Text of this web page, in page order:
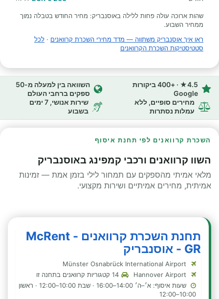
שהות ארוכה עולה פחות ללילה באוסנבריק: מחיר החודש בטבלה נמוך
ממחיר השבוע.
ראו איך אוסנבריק משתווה — מדד מחירי השכרת קרוואנים · לכל
סטטיסטיקות השכרת הקרוואנים
4.5★ · +400 ביקורות
Google
השוואה בין למעלה מ-50
ספקים ברחבי העולם
מחירים סופיים, ללא
עמלות נסתרות
שירות אנושי, 7 ימים
בשבוע
השכרת קרוואנים לפי תחנת איסוף
השוו קרוואנים ורכבי קמפינג באוסנבריק
מלאי אמיתי מהספקים עם תמחור לילי בזמן אמת — זמינות
אמיתית, מחירים אמיתיים ושירות מקצועי.
תחנת השכרת קרוואנים - McRent
GR - אוסנבריק
שעות איסוף: א׳–ה׳ 14:00–16:00 · שבת 10:00–12:00 · ראשון
10:00–12:00